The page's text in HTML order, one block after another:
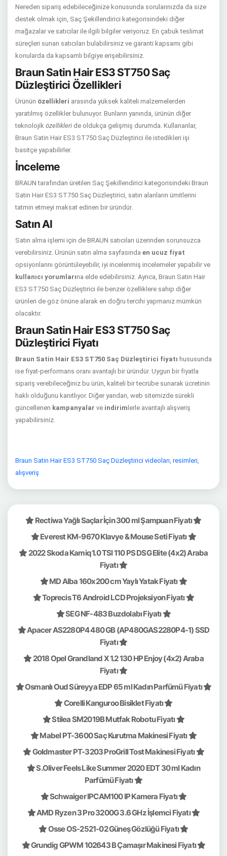
Nereden sipariş edebileceğinize konusunda sorularınızda da size
destek olmak için, Saç Şekillendirici kategorisindeki diğer
mağazalar ve satıcılar ile ilgili bilgiler veriyoruz. En çabuk teslimat
süreçleri sunan satıcıları bulabilirsiniz ve garanti kapsamı gibi
konularda da kapsamlı bilgiye erişebilirsiniz.
Braun Satin Hair ES3 ST750 Saç
Düzleştirici Özellikleri
Ürünün özellikleri arasında yüksek kaliteli malzemelerden
yaratılmış özellikler bulunuyor. Bunların yanında, ürünün diğer
teknolojik özellikleri de oldukça gelişmiş durumda. Kullananlar,
Braun Satin Hair ES3 ST750 Saç Düzleştirici ile istedikleri işi
basitçe yapabilirler.
İnceleme
BRAUN tarafından üretilen Saç Şekillendirici kategorisindeki Braun
Satin Hair ES3 ST750 Saç Düzleştirici, satın alanların ümitlerini
tatmin etmeyi maksat edinen bir üründür.
Satın Al
Satın alma işlemi için de BRAUN satıcıları üzerinden sorunsuzca
verebilirsiniz. Ürünün satın alma sayfasında en ucuz fiyat
opsiyonlarını görüntüleyebilir, iyi incelenmiş incelemeler yapabilir ve
kullanıcı yorumlarına elde edebilirsiniz. Ayrıca, Braun Satin Hair
ES3 ST750 Saç Düzleştirici ile benzer özelliklere sahip diğer
ürünleri de göz önüne alarak en doğru tercihi yapmanız mümkün
olacaktır.
Braun Satin Hair ES3 ST750 Saç
Düzleştirici Fiyatı
Braun Satin Hair ES3 ST750 Saç Düzleştirici fiyatı hususunda
ise fiyat-performans oranı avantajlı bir üründür. Uygun bir fiyatla
sipariş verebileceğiniz bu ürün, kaliteli bir tecrübe sunarak ücretinin
haklı olduğunu kanıtlıyor. Diğer yandan, web sitemizde sürekli
güncellenen kampanyalar ve indirim lerle avantajlı alışveriş
yapabilirsiniz.
Braun Satin Hair ES3 ST750 Saç Düzleştirici videoları, resimleri,
alışveriş
Rectiwa Yağlı Saçlar İçin 300 ml Şampuan Fiyatı
Everest KM-9670 Klavye & Mouse Seti Fiyatı
2022 Skoda Kamiq 1.0 TSI 110 PS DSG Elite (4x2) Araba
Fiyatı
MD Alba 160x200 cm Yaylı Yatak Fiyatı
Toprecis T6 Android LCD Projeksiyon Fiyatı
SEG NF-483 Buzdolabı Fiyatı
Apacer AS2280P4 480 GB (AP480GAS2280P4-1) SSD
Fiyatı
2018 Opel Grandland X 1.2 130 HP Enjoy (4x2) Araba
Fiyatı
Osmanlı Oud Süreyya EDP 65 ml Kadın Parfümü Fiyatı
Corelli Kanguroo Bisiklet Fiyatı
Stilea SM2019B Mutfak Robotu Fiyatı
Mabel PT-3600 Saç Kurutma Makinesi Fiyatı
Goldmaster PT-3203 ProGrill Tost Makinesi Fiyatı
S.Oliver Feels Like Summer 2020 EDT 30 ml Kadın
Parfümü Fiyatı
Schwaiger IPCAM100 IP Kamera Fiyatı
AMD Ryzen 3 Pro 3200G 3.6 GHz İşlemci Fiyatı
Osse OS-2521-02 Güneş Gözlüğü Fiyatı
Grundig GPWM 102643 B Çamaşır Makinesi Fiyatı